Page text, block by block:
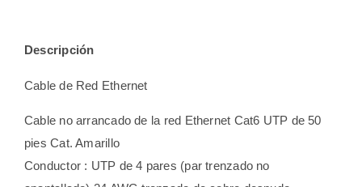
Descripción
Cable de Red Ethernet
Cable no arrancado de la red Ethernet Cat6 UTP de 50
pies Cat. Amarillo
Conductor : UTP de 4 pares (par trenzado no